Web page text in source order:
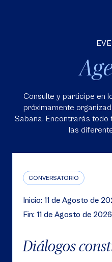
Consulte y participe en
próximamente
Sabana. Encontrarás todo
las
CONVERSATORIO
Inicio: 11 de Agosto de
Fin: 11 de Agosto de 2026
Diálogos